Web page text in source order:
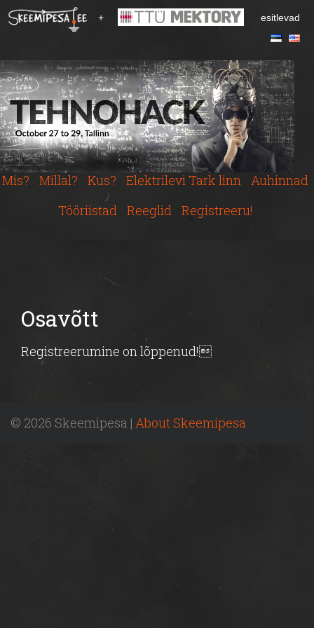
t
o
m
a
i
n
c
o
+ esitlevad
Mis? Millal? Kus? Elektrilevi Tark linn Auhinnad
Tööriistad
Reeglid Registreeru!
Osavõtt
Registreerumine on lõppenud!
© 2026 Skeemipesa | About Skeemipesa